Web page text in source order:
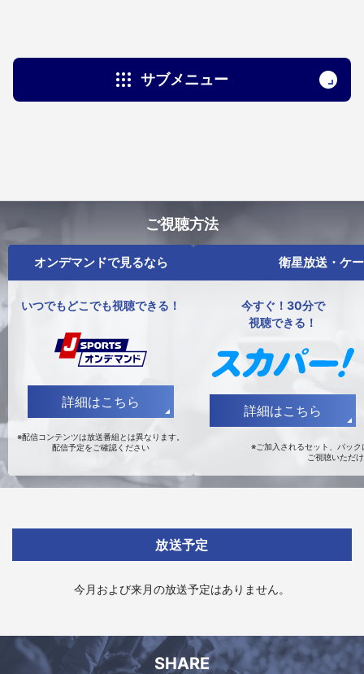
サブメニュー
ご視聴方法
オンデマンドで見るなら
いつでもどこでも視聴できる！
詳細はこちら
※配信コンテンツは放送番組とは異なります。
配信予定をご確認ください
衛星放送・ケ
今すぐ！30分で
視聴できる！
詳細はこちら
※ご加入されるセット、パッ
ご視聴いただ
放送予定
今月および来月の放送予定はありません。
SHARE